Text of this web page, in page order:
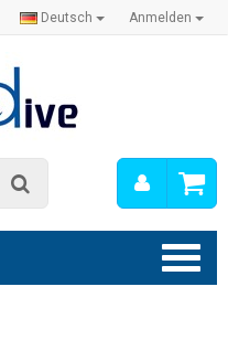
Anmelden
Deutsch
Mein
Konto